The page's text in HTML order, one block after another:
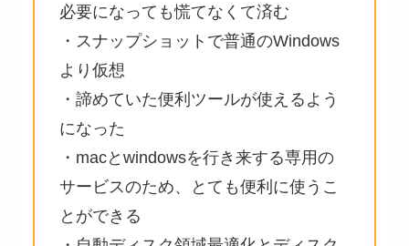
必要になっても慌てなくて済む
・スナップショットで普通のWindows
より仮想
・諦めていた便利ツールが使えるよう
になった
・macとwindowsを行き来する専用の
サービスのため、とても便利に使うこ
とができる